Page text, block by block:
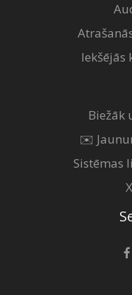
Iekšējās
Biežāk
✉️
Sistēmas